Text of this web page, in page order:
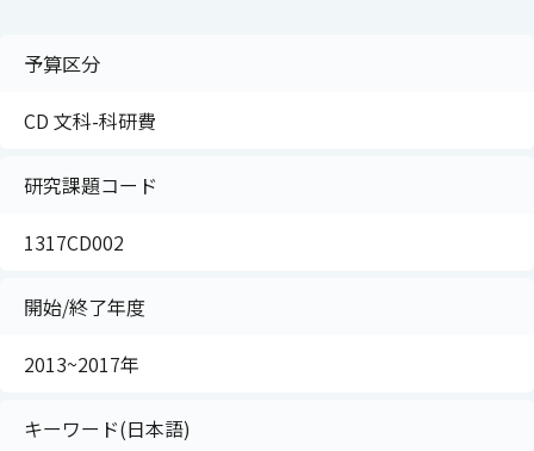
予算区分
CD 文科-科研費
研究課題コード
1317CD002
開始/終了年度
2013~2017年
キーワード(日本語)